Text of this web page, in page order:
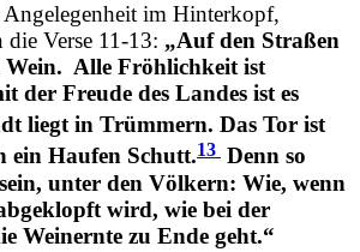
im Hinterkopf,
Verse 11-13: „Auf den Straßen
Alle Fröhlichkeit ist
der Freude des Landes ist es
liegt in Trümmern. Das Tor ist
ein Haufen Schutt.13 Denn so
unter den Völkern: Wie, wenn
wird, wie bei der
Weinernte zu Ende geht.“